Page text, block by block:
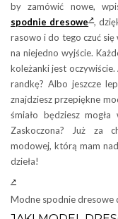
by zamówić nowe,
spodnie dresowe ,
rasowo i do tego czuć się
na niejedno wyjście.
koleżanki jest
randkę? Albo jeszcze
znajdziesz przepiękne
śmiało będziesz
Zaskoczona? Już za
modowej, którą mam
dzieła!
Modne spodnie dresowe